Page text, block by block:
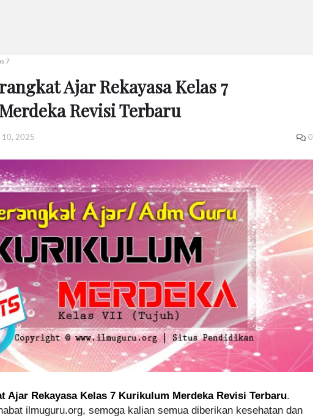
7
Ajar Rekayasa Kelas 7
Revisi Terbaru
10, 2025 0
Ajar Rekayasa Kelas 7 Kurikulum Merdeka Revisi Terbaru.
ilmuguru.org, semoga kalian semua diberikan kesehatan dan